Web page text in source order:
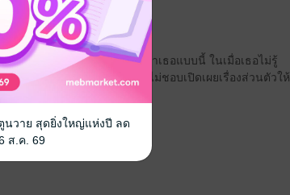
คนตัวเล็กหวาดหวั่น
ขึ้น ทำไมเขาถึงได้มากล่าวหาเธอแบบนี้ ในเมื่อเธอไม่รู้
บถึงสาเหตุด้วย เพราะชนนไม่ชอบเปิดเผยเรื่องส่วนตัวให้
นวาย สุดยิ่งใหญ่แห่งปี ลด
ส.ค. 69